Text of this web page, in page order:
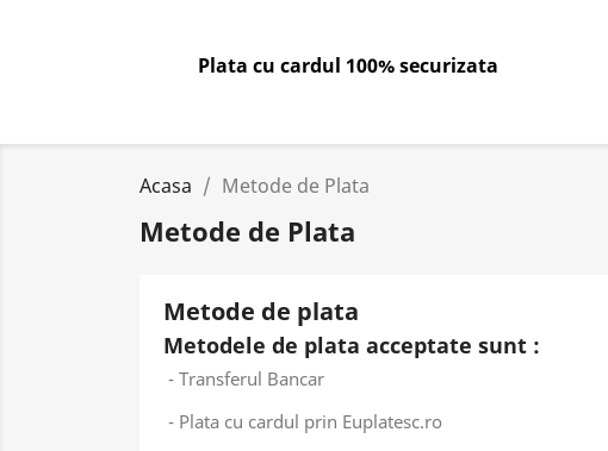
Plata cu cardul 100% securizata
Acasa Metode de Plata
Metode de Plata
Metode de plata
Metodele de plata acceptate sunt :
- Transferul Bancar
- Plata cu cardul prin Euplatesc.ro